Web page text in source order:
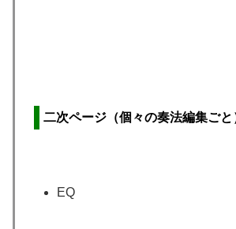
二次ページ（個々の奏法編集ごと
EQ